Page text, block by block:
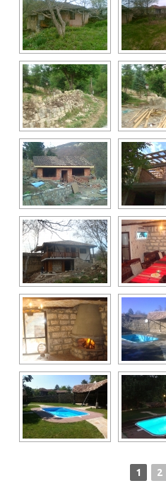
1 2